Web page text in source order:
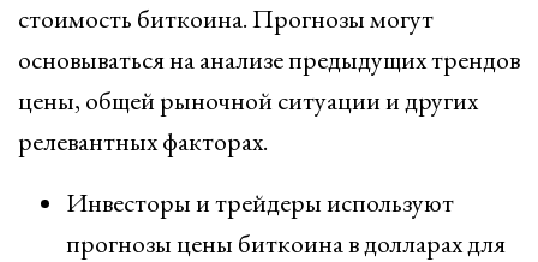
стоимость биткоина. Прогнозы могут
основываться на анализе предыдущих трендов
цены, общей рыночной ситуации и других
релевантных факторах.
Инвесторы и трейдеры используют
прогнозы цены биткоина в долларах для